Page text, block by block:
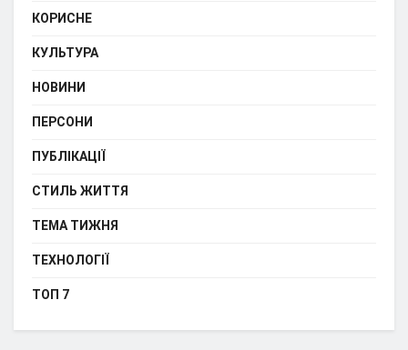
КОРИСНЕ
КУЛЬТУРА
НОВИНИ
ПЕРСОНИ
ПУБЛІКАЦІЇ
СТИЛЬ ЖИТТЯ
ТЕМА ТИЖНЯ
ТЕХНОЛОГІЇ
ТОП 7